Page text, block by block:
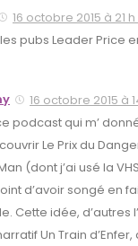
16 octobre 2015 à 21
pubs Leader Price
16 octobre 2015 à
podcast qui m’
Le Prix du
(dont j’ai usé la
d’avoir songé en
Cette idée, d’autres
Un Train